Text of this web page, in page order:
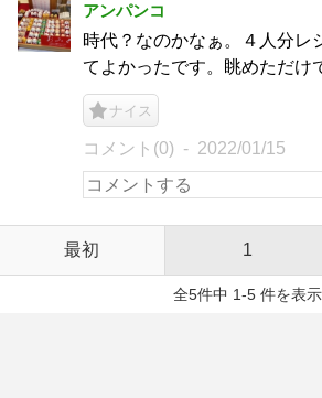
アンパンコ
時代？なのかなぁ。４人分レ
てよかったです。眺めただけ
ナイス
コメント(0) 2022/01/15
最初 1
全5件中 1-5 件を表示